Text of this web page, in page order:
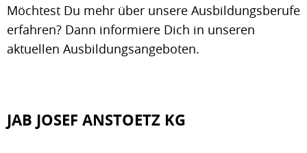
Möchtest Du mehr über unsere Ausbildungsberufe
erfahren? Dann informiere Dich in unseren
aktuellen Ausbildungsangeboten.
JAB JOSEF ANSTOETZ KG